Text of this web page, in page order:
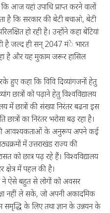
आज यहां उपाधि प्राप्त करने वालों
है कि सरकार की बेटी बचाओ, बेटी
हो रही है। उन्होंने कहा बेटियां
है जल्द ही सन् 2047 मंे भारत
है और यह मुकाम जरूर हासिल
हुए कहा कि विवि दिव्यांगजनों हेतु
छात्रों को पढ़ाने हेतु विश्वविद्यालय
में छात्रों की संख्या निरंतर बढना इस
छात्रों का निरंतर भरोसा बढ़ रहा है।
की आवश्यकताओं के अनुरूप अपने कई
में उत्तराखंड राज्य की
को छात्र पढ़ रहे हैं। विश्वविद्यालय
में पहल की है।
ने ऐसे बहुत से लोगों को अवसर
नहीं ले सके, जो अपनी अकादमिक
समृद्धि के लिए तथा ज्ञान के उन्नयन के